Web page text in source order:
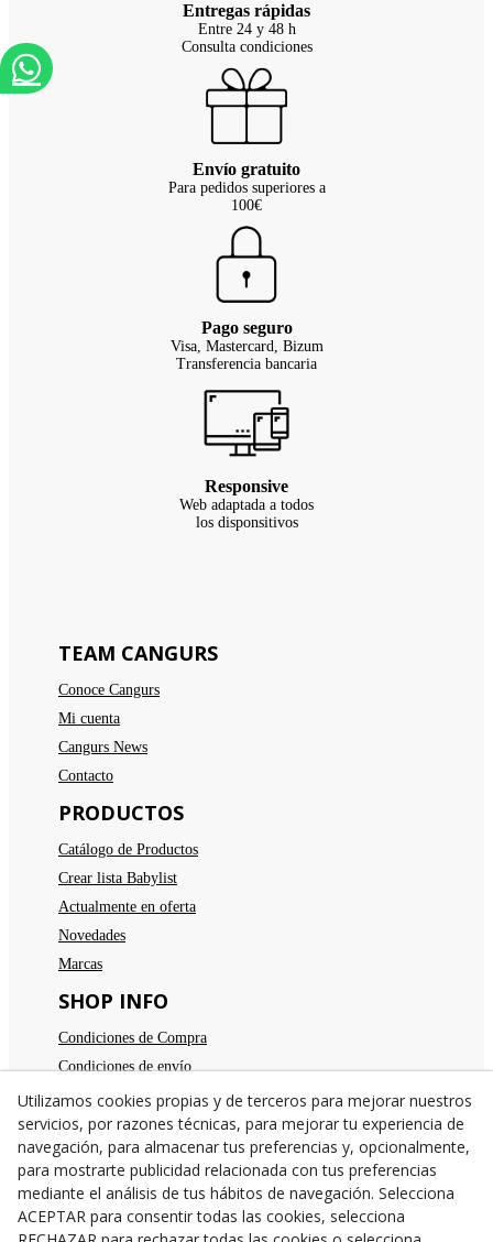
Entregas rápidas
Entre 24 y 48 h
Consulta condiciones
Envío gratuito
Para pedidos superiores a
100€
Pago seguro
Visa, Mastercard, Bizum
Transferencia bancaria
Responsive
Web adaptada a todos
los disponsitivos
TEAM CANGURS
Conoce Cangurs
Mi cuenta
Cangurs News
Contacto
PRODUCTOS
Catálogo de Productos
Crear lista Babylist
Actualmente en oferta
Novedades
Marcas
SHOP INFO
Condiciones de Compra
Condiciones de envío
Devoluciones
Aviso legal
Política de privacidad
Política de cookies
TE ESPERAMOS
Utilizamos cookies propias y de terceros para mejorar nuestros
servicios, por razones técnicas, para mejorar tu experiencia de
navegación, para almacenar tus preferencias y, opcionalmente,
para mostrarte publicidad relacionada con tus preferencias
mediante el análisis de tus hábitos de navegación. Selecciona
ACEPTAR para consentir todas las cookies, selecciona